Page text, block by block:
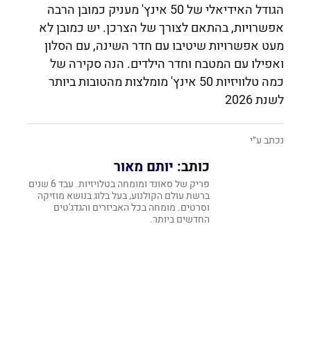
הגודל האידיאלי של 50 אינץ' מעניק כמובן הרבה
אפשרויות, בהתאם לצורך של הצרכן. יש כמובן לא
מעט אפשרויות שיטיבו עם חדר השינה, עם הסלון
ואפילו עם המטבח וחדר הילדים. הנה סקירה של
כמה טלוויזיות 50 אינץ' מומלצות מהטובות ביותר
לשנת 2026
נכתב ע״י
כותב: יותם מאור
פריק של סאונד ומומחה בטלויזיות. עבד 6 שנים
ברשת עולם הקולנוע, בעל בלוג בנושא מוזיקה
וסרטים. מומחה בכל האביזרים והגדג'טים
החדשים ביותר.